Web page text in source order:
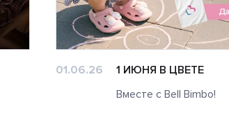
01.06.26
1 ИЮНЯ В ЦВЕТЕ
Вместе с Bell Bimbo!